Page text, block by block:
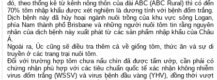
đó, theo thống kê từ kênh nông thôn của đài ABC (ABC Rural) thì có đến
70% tôm nhập khẩu được xét nghiệm là dương tính với bệnh đốm trắng.
Dịch bệnh này đã hủy hoại ngành nuôi trồng của khu vực sông Logan,
phía Nam thành phố Brisbane và những người nuôi tôm tin rằng nguyên
nhân của dịch bệnh này xuất phát từ các sản phẩm nhập khẩu của Châu
Á.
Ngoài ra, Úc cũng sẽ điều tra thêm cả về giống tôm, thức ăn và sự di
truyền ở các trang trại nuôi tôm.
Đối với trường hợp tôm chưa nấu chín đã được tẩm ướp, cần phải có
chứng nhận phù hợp với các tiêu chuẩn quốc tế xác nhận không nhiễm
virus đốm trắng (WSSV) và virus bệnh đầu vàng (YHV), đồng thời vượt